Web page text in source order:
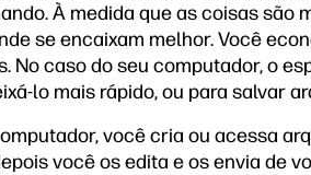
À medida que as coisas são
se encaixam melhor. Você
No caso do seu computador, o
lo mais rápido, ou para salvar
você cria ou acessa
você os edita e os envia de